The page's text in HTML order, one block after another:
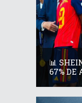
📊
67% DE